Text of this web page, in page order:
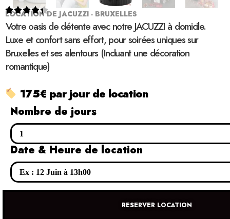

LOCATION DE JACUZZI - BRUXELLES
Votre oasis de détente avec notre JACUZZI à domicile.
Luxe et confort sans effort, pour soirées uniques sur
Bruxelles et ses alentours (Incluant une décoration
romantique)
175€ par jour de location
Nombre de jours
Date & Heure de location
RESERVER LOCATION